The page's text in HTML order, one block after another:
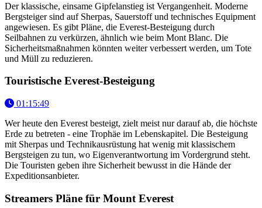
Der klassische, einsame Gipfelanstieg ist Vergangenheit. Moderne
Bergsteiger sind auf Sherpas, Sauerstoff und technisches Equipment
angewiesen. Es gibt Pläne, die Everest-Besteigung durch
Seilbahnen zu verkürzen, ähnlich wie beim Mont Blanc. Die
Sicherheitsmaßnahmen könnten weiter verbessert werden, um Tote
und Müll zu reduzieren.
Touristische Everest-Besteigung
01:15:49
Wer heute den Everest besteigt, zielt meist nur darauf ab, die höchste
Erde zu betreten - eine Trophäe im Lebenskapitel. Die Besteigung
mit Sherpas und Technikausrüstung hat wenig mit klassischem
Bergsteigen zu tun, wo Eigenverantwortung im Vordergrund steht.
Die Touristen geben ihre Sicherheit bewusst in die Hände der
Expeditionsanbieter.
Streamers Pläne für Mount Everest